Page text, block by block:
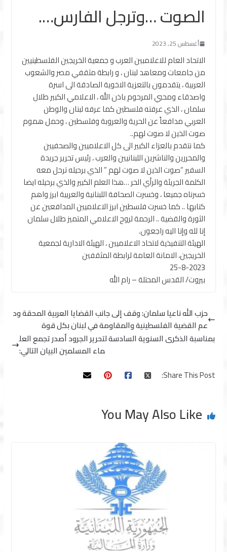
الصوت …وترجل الفارس….
أغسطس 25, 2023
الاتحاد العام للاعلامبين العرب و جمعية الخريجين الفلسطينيين
من جامعات ومعاهد لبنان ، و رابطة مثقفي مصر والشعوب
العربية ، يتقدمون بالتعزية الاخوية الصادقة الى اسرة
واصدقاء ومحبي المرحوم باذن الله ، الاعلامي الكبير طلال
سلمان ، الذي عرفته فلسطين كما عرفه لبنان والوطن
العربي مدافعاََ عن الحرية والعروبة وفلسطين ، وحمل هموم
صوت الذين لا صوت لهم..
كما نتقدم بالعزاء الكبير الى كل الاعلاميين والصحفيين
والمحررين والناشرين اللبنانيين والعرب ، رئيس تحرير جريدة
السفير “صوت الذين لا صوت لهم ” الذي برحيله ترحل معه
الكلمة الجريئة والرأي الحر …هذا العلم الكبير والذي برحيله ايضا
خسرناه جميعا ، وخسرت الصحافة اللبنانية والعربية ابرز واهم
كتابها .. كما خسرت فلسطين ابرز الاعلاميين المدافعين عن
الثورة والقضية .. الرحمة لروح الاعلامي المتميز طلال سلمان
إنا لله وإنا اليه راجعون.
الهيئة التنفيذية لاتحاد الاعلاميين ، الهيئة الادارية لجمعية
الخريجين، الامانة العامة لرابطة المثقفين
25-8-2023
بيروت/ القدس المحتلة – رام الله
حزب الله ناعيا سلمان: وقف إلى جانب القضايا العربية المحقة ود
عم القضية الفلسطينية ‏والمقاومة في لبنان بكل قوة
بمناسبة الذكرى السنوية السادسة لتحرير الجرود أصدر تجمع العل
ماء المسلمين البيان التالي:
Share This Post:
You May Also Like